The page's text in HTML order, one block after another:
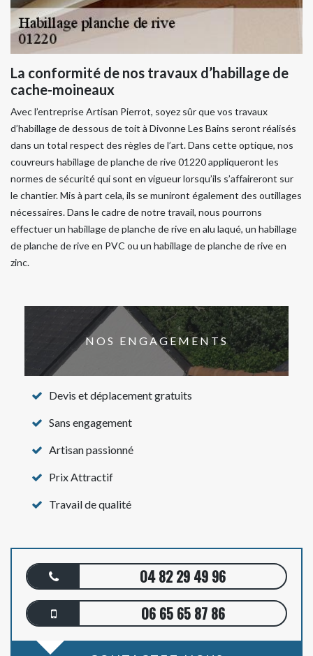
La conformité de nos travaux d’habillage de
cache-moineaux
Avec l’entreprise Artisan Pierrot, soyez sûr que vos travaux
d’habillage de dessous de toit à Divonne Les Bains seront réalisés
dans un total respect des règles de l’art. Dans cette optique, nos
couvreurs habillage de planche de rive 01220 appliqueront les
normes de sécurité qui sont en vigueur lorsqu’ils s’affaireront sur
le chantier. Mis à part cela, ils se muniront également des outillages
nécessaires. Dans le cadre de notre travail, nous pourrons
effectuer un habillage de planche de rive en alu laqué, un habillage
de planche de rive en PVC ou un habillage de planche de rive en
zinc.
NOS ENGAGEMENTS
Devis et déplacement gratuits
Sans engagement
Artisan passionné
Prix Attractif
Travail de qualité
04 82 29 49 96
06 65 65 87 86